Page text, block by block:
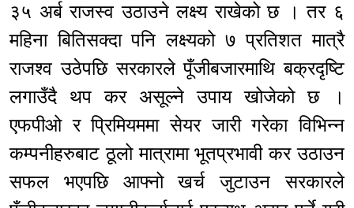
३५ अर्ब राजस्व उठाउने लक्ष्य राखेको छ । तर ६
महिना बितिसक्दा पनि लक्ष्यको ७ प्रतिशत मात्रै
राजश्व उठेपछि सरकारले पूँजीबजारमाथि बक्रदृष्टि
लगाउँदै थप कर असूल्ने उपाय खोजेको छ ।
एफपीओ र प्रिमियममा सेयर जारी गरेका विभिन्न
कम्पनीहरुबाट ठूलो मात्रामा भूतप्रभावी कर उठाउन
सफल भएपछि आफ्नो खर्च जुटाउन सरकारले